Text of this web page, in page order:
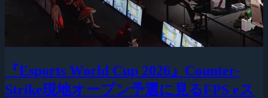
『Esports World Cup 2026』Counter-
Strike現地オープン予選に見るFPS eス